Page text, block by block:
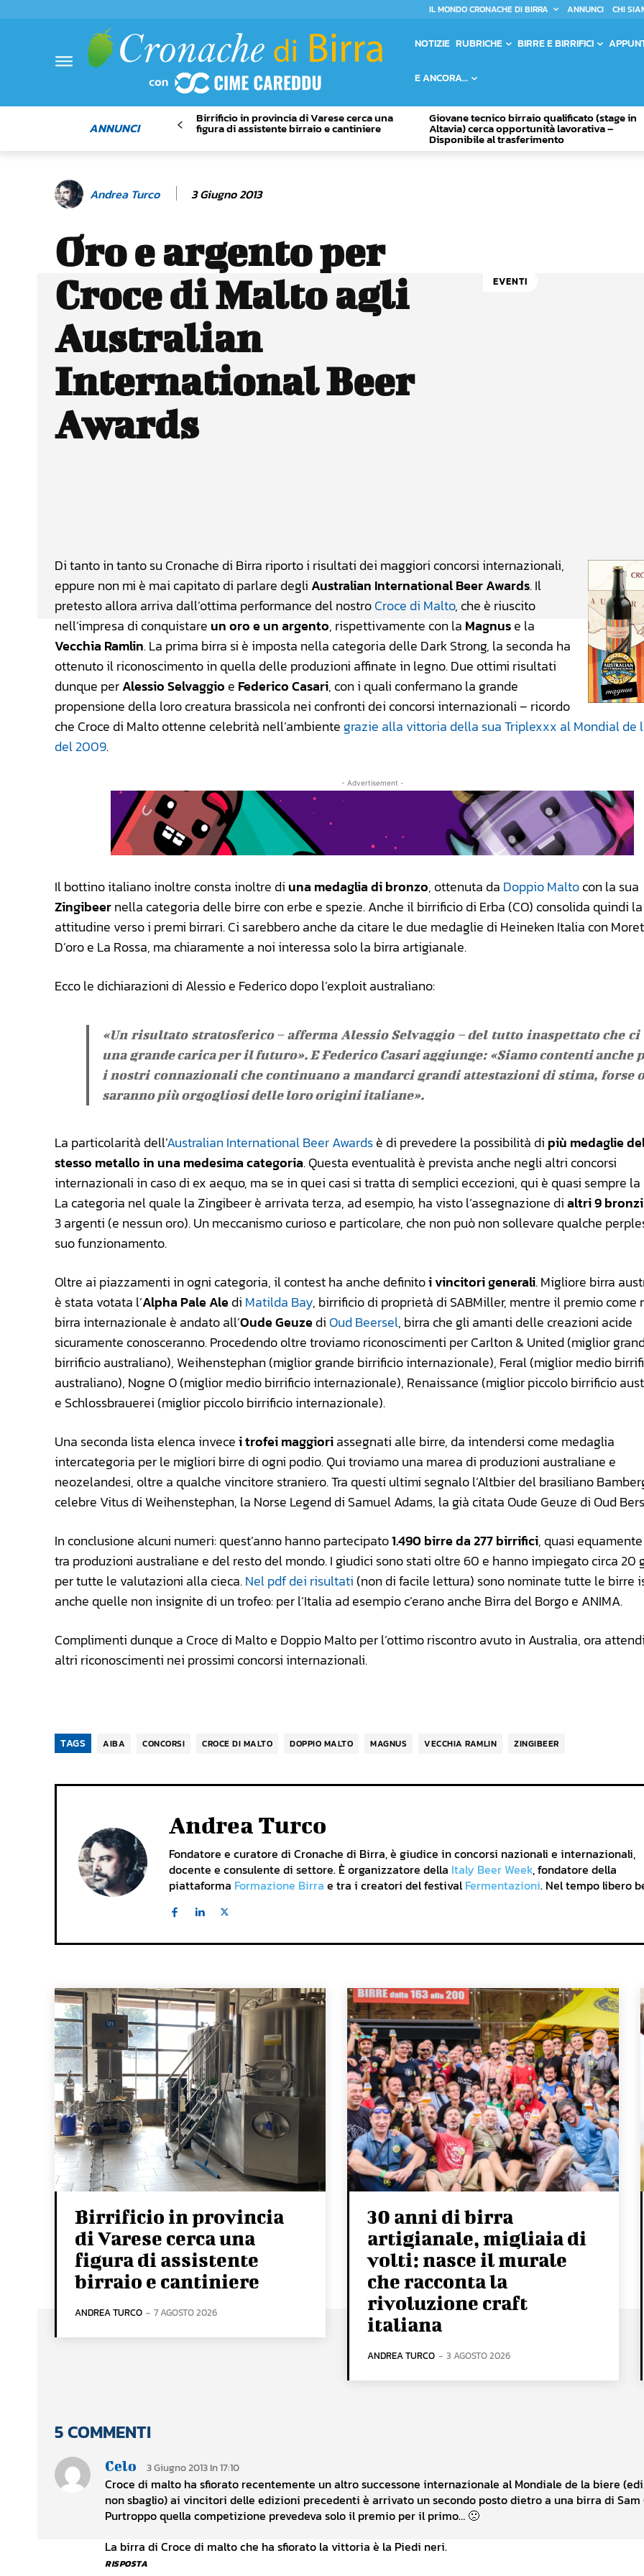
IL MONDO CRONACHE DI BIRRA ANNUNCI CHI
NOTIZIE RUBRICHE BIRRE E BIRRIFICI
E ANCORA…
ANNUNCI
Birrificio in provincia di Varese cerca una
figura di assistente birraio e cantiniere
Giovane tecnico birraio qualificato (stage in
Altavia) cerca opportunità lavorativa –
Disponibile al trasferimento
Andrea Turco 3 Giugno 2013
Oro e argento per
Croce di Malto agli
Australian
International Beer
Awards
EVENTI
Di tanto in tanto su Cronache di Birra riporto i risultati dei maggiori concorsi internazionali,
eppure non mi è mai capitato di parlare degliAustralian International Beer Awards. Il
pretesto allora arriva dall’ottima performance del nostroCroce di Malto, che è riuscito
nell’impresa di conquistare un oro e un argento, rispettivamente con la Magnuse la
Vecchia Ramlin. La prima birra si è imposta nella categoria delle Dark Strong, la seconda ha
ottenuto il riconoscimento in quella delle produzioni affinate in legno. Due ottimi risultati
dunque perAlessio Selvaggio e Federico Casari, con i quali confermano la grande
propensione della loro creatura brassicola nei confronti dei concorsi internazionali – ricordo
che Croce di Malto ottenne celebrità nell’ambiente grazie alla vittoria della sua Triplexxx al Mondial de
del 2009.
- Advertisement -
Il bottino italiano inoltre consta inoltre di una medaglia di bronzo, ottenuta da Doppio Maltocon la sua
Zingibeernella categoria delle birre con erbe e spezie. Anche il birrificio di Erba (CO) consolida quindi
attitudine verso i premi birrari. Ci sarebbero anche da citare le due medaglie di Heineken Italia con
D’oro e La Rossa, ma chiaramente a noi interessa solo la birra artigianale.
Ecco le dichiarazioni di Alessio e Federico dopo l’exploit australiano:
«Un risultato stratosferico – afferma Alessio Selvaggio – del tutto inaspettato che ci
una grande carica per il futuro». E Federico Casari aggiunge: «Siamo contenti anche
i nostri connazionali che continuano a mandarci grandi attestazioni di stima, forse
saranno più orgogliosi delle loro origini italiane».
La particolarità dell’Australian International Beer Awardsè di prevedere la possibilità di più medaglie
stesso metallo in una medesima categoria. Questa eventualità è prevista anche negli altri concorsi
internazionali in caso di ex aequo, ma se in quei casi si tratta di semplici eccezioni, qui è quasi sempre
La categoria nel quale la Zingibeer è arrivata terza, ad esempio, ha visto l’assegnazione dialtri 9 bronzi
3 argenti (e nessun oro). Un meccanismo curioso e particolare, che non può non sollevare qualche
suo funzionamento.
Oltre ai piazzamenti in ogni categoria, il contest ha anche definitoi vincitori generali. Migliore birra
è stata votata l’Alpha Pale Aledi Matilda Bay, birrificio di proprietà di SABMiller, mentre il premio come
birra internazionale è andato all’Oude Geuzedi Oud Beersel, birra che gli amanti delle creazioni acide
sicuramente conosceranno. Procedendo oltre troviamo riconoscimenti per Carlton & United (miglior
birrificio australiano), Weihenstephan (miglior grande birrificio internazionale), Feral (miglior medio
australiano), Nogne O (miglior medio birrificio internazionale), Renaissance (miglior piccolo birrificio
e Schlossbrauerei (miglior piccolo birrificio internazionale).
Una seconda lista elenca invecei trofei maggioriassegnati alle birre, da intendersi come medaglia
intercategoria per le migliori birre di ogni podio. Qui troviamo una marea di produzioni australiane e
neozelandesi, oltre a qualche vincitore straniero. Tra questi ultimi segnalo l’Altbier del brasiliano
celebre Vitus di Weihenstephan, la Norse Legend di Samuel Adams, la già citata Oude Geuze di Oud
In conclusione alcuni numeri: quest’anno hanno partecipato1.490 birre da 277 birrifici, quasi
tra produzioni australiane e del resto del mondo. I giudici sono stati oltre 60 e hanno impiegato circa 20
per tutte le valutazioni alla cieca.Nel pdf dei risultati (non di facile lettura) sono nominate tutte le birre
anche quelle non insignite di un trofeo: per l’Italia ad esempio c’erano anche Birra del Borgo e ANIMA.
Complimenti dunque a Croce di Malto e Doppio Malto per l’ottimo riscontro avuto in Australia, ora
altri riconoscimenti nei prossimi concorsi internazionali.
TAGS AIBA CONCORSI CROCE DI MALTO DOPPIO MALTO MAGNUS VECCHIA RAMLIN ZINGIBEER
Andrea Turco
Fondatore e curatore di Cronache di Birra, è giudice in concorsi nazionali e internazionali,
docente e consulente di settore. È organizzatore della Italy Beer Week, fondatore della
piattaforma Formazione Birra e tra i creatori del festivalFermentazioni. Nel tempo libero
Birrificio in provincia
di Varese cerca una
figura di assistente
birraio e cantiniere
ANDREA TURCO - 7 AGOSTO 2026
30 anni di birra
artigianale, migliaia di
volti: nasce il murale
che racconta la
rivoluzione craft
italiana
ANDREA TURCO - 3 AGOSTO 2026
5 COMMENTI
Celo 3 Giugno 2013 In 17:10
Croce di malto ha sfiorato recentemente un altro successone internazionale al Mondiale de la biere
non sbaglio) ai vincitori delle edizioni precedenti è arrivato un secondo posto dietro a una birra di Sam
Purtroppo quella competizione prevedeva solo il premio per il primo… 🙁
La birra di Croce di malto che ha sfiorato la vittoria è la Piedi neri.
RISPOSTA